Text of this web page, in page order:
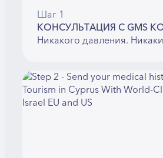
Шаг 1
КОНСУЛЬТАЦИЯ С GMS
Никакого давления.